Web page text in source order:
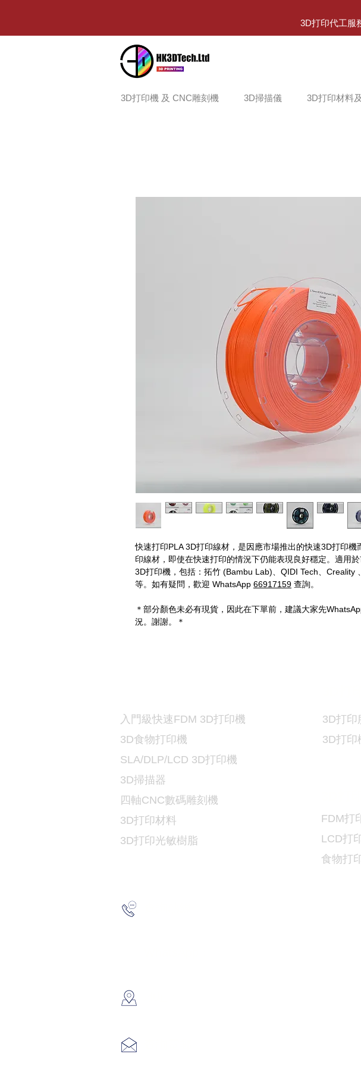
3D打印代工服
3D打印機 及 CNC雕刻機 3D掃描儀 3D打印材料
快速打印PLA 3D打印線材，是因應市場推出的快速3D打印機
印線材，即使在快速打印的情況下仍能表現良好穩定。適用
3D打印機，包括：拓竹 (Bambu Lab)、QIDI Tech、Creality
等。如有疑問，歡迎 WhatsApp 66917159 查詢。
＊部分顏色未必有現貨，因此在下單前，建議大家先
況。謝謝。＊
入門級快速FDM 3D打印機
3D食物打印機
SLA/DLP/LCD 3D打印機
3D掃描器
​四軸CNC數碼雕刻機
3D打印材料
3D打印光敏樹脂
3D打印
3D打印
FDM打
LCD打
食物打